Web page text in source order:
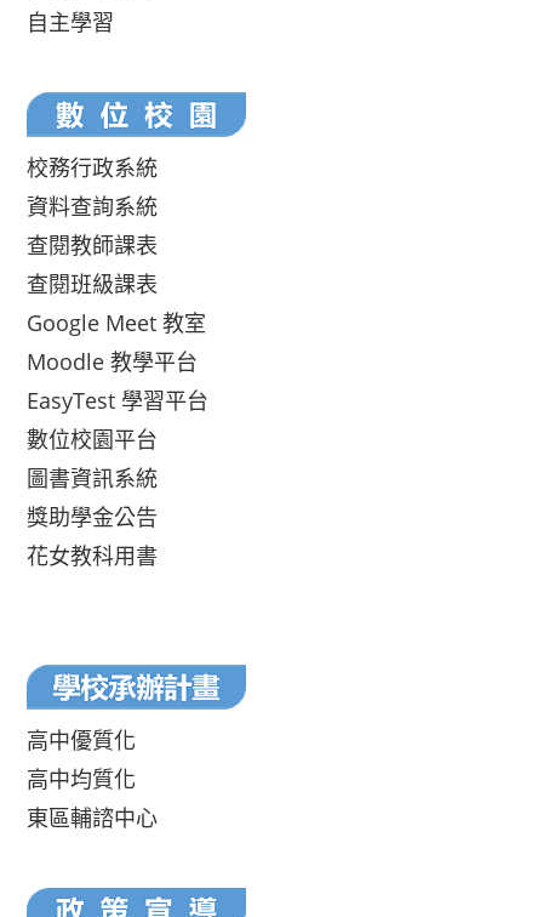
自主學習
校務行政系統
資料查詢系統
查閱教師課表
查閱班級課表
Google Meet 教室
Moodle 教學平台
EasyTest 學習平台
數位校園平台
圖書資訊系統
獎助學金公告
花女教科用書
高中優質化
高中均質化
東區輔諮中心